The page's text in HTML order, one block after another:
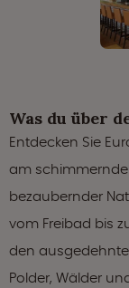
Was du über
Entdecken Sie
am
bezaubernder
vom Freibad bis
den
Polder, Wälder